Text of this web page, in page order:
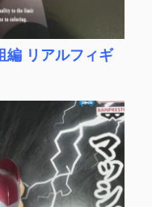
編 リアルフィギ